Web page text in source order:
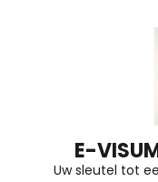
E-
Uw sleutel tot